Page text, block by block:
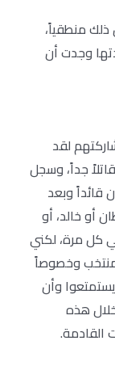
منطقياً،
وجدت أن
لقد
جداً، وسجل
قائداً وبعد
أو خالد، أو
كل مرة، لكني
وخصوصاً
وأن
هذه
القادمة.